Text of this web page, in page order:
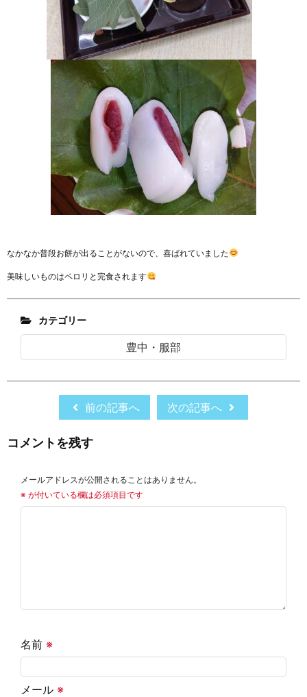
なかなか普段お餅が出ることがないので、喜ばれていました
美味しいものはペロリと完食されます
カテゴリー
豊中・服部
前の記事へ 次の記事へ
コメントを残す
メールアドレスが公開されることはありません。
※ が付いている欄は必須項目です
名前 ※
メール ※